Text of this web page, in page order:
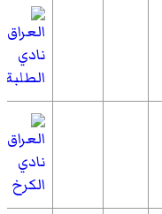
نادي
الطلبة
نادي
الكرخ